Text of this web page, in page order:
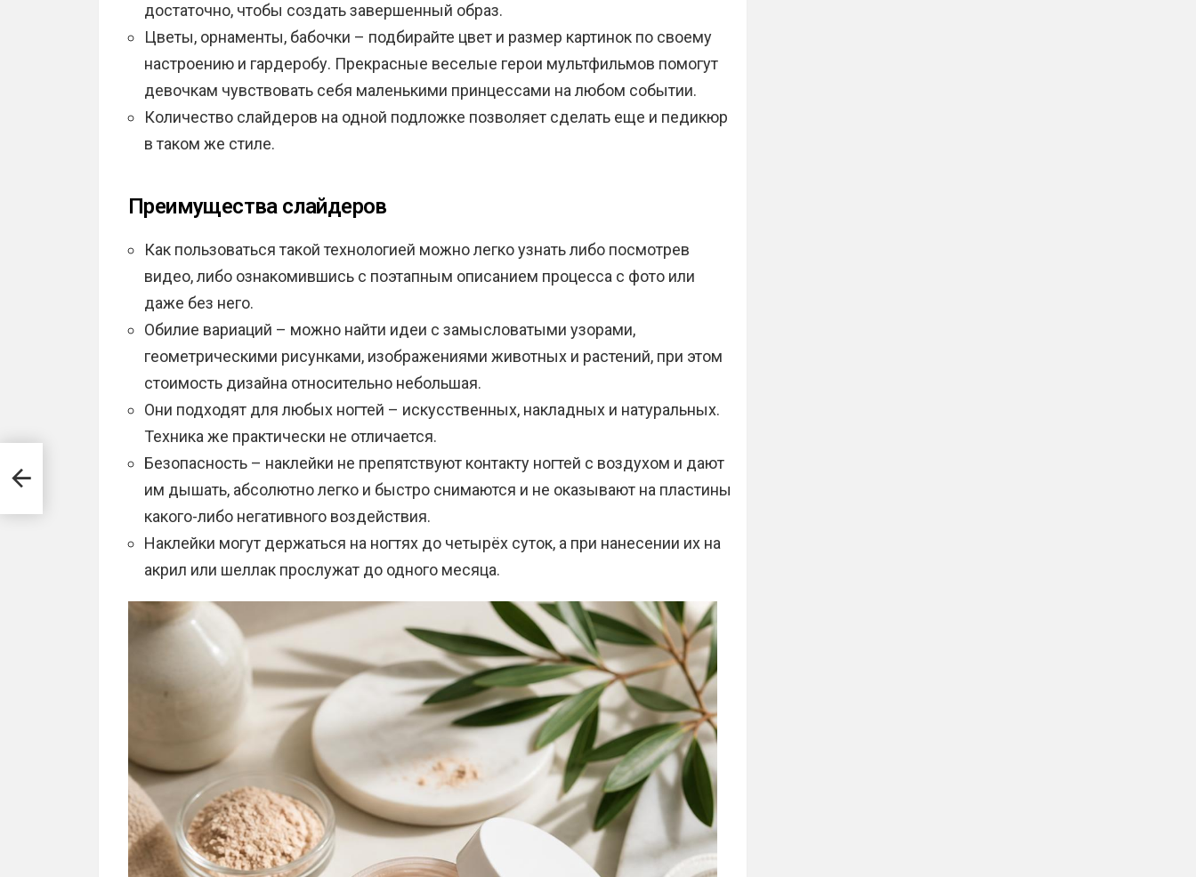
достаточно, чтобы создать завершенный образ.
Цветы, орнаменты, бабочки – подбирайте цвет и размер картинок по своему
настроению и гардеробу. Прекрасные веселые герои мультфильмов помогут
девочкам чувствовать себя маленькими принцессами на любом событии.
Количество слайдеров на одной подложке позволяет сделать еще и педикюр
в таком же стиле.
Преимущества слайдеров
Как пользоваться такой технологией можно легко узнать либо посмотрев
видео, либо ознакомившись с поэтапным описанием процесса с фото или
даже без него.
Обилие вариаций – можно найти идеи с замысловатыми узорами,
геометрическими рисунками, изображениями животных и растений, при этом
стоимость дизайна относительно небольшая.
Они подходят для любых ногтей – искусственных, накладных и натуральных.
Техника же практически не отличается.
Безопасность – наклейки не препятствуют контакту ногтей с воздухом и дают
им дышать, абсолютно легко и быстро снимаются и не оказывают на пластины
какого-либо негативного воздействия.
Наклейки могут держаться на ногтях до четырёх суток, а при нанесении их на
акрил или шеллак прослужат до одного месяца.